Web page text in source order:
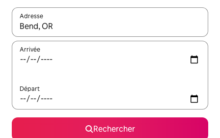
Adresse
Lorsque les résultats s'affichent, utilisez les flèches vers le
Arrivée
Départ
Rechercher